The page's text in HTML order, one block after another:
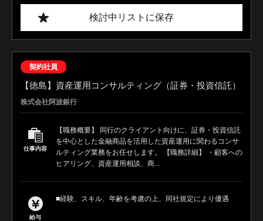
検討中リストに保存
契約社員
【徳島】資産運用コンサルティング（証券・投資信託）
株式会社阿波銀行
仕事内容
【職務概要】 同行のクライアント向けに、証券・投資信託
を中心とした金融商品を活用した資産運用に関わるコンサ
ルティング業務をお任せします。 【職務詳細】 ・顧客への
ヒアリング、資産運用相談、商...
給与
■経験、スキル、年齢を考慮の上、同社規定により優遇